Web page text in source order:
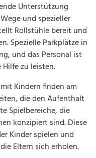
Unterstützung
und spezieller
Rollstühle bereit und
Spezielle Parkplätze in
und das Personal ist
zu leisten.
Kindern finden am
die den Aufenthalt
Spielbereiche, die
konzipiert sind. Diese
Kinder spielen und
Eltern sich erholen.